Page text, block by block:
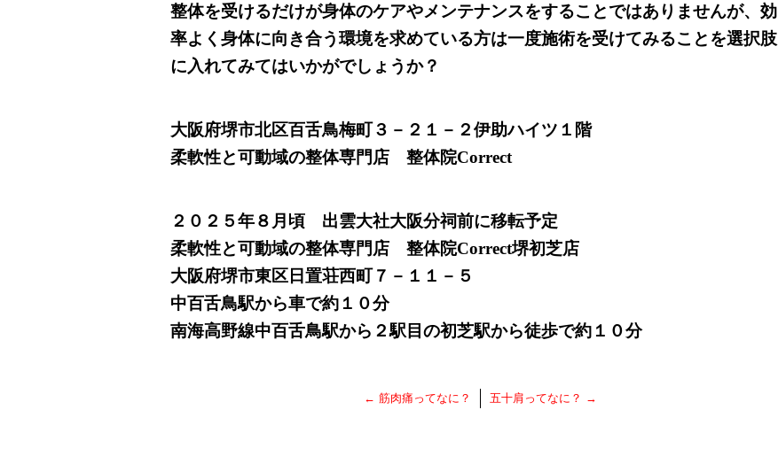
整体を受けるだけが身体のケアやメンテナンスをすることではありませんが、効
率よく身体に向き合う環境を求めている方は一度施術を受けてみることを選択肢
に入れてみてはいかがでしょうか？
大阪府堺市北区百舌鳥梅町３－２１－２伊助ハイツ１階
柔軟性と可動域の整体専門店 整体院Correct
２０２５年８月頃 出雲大社大阪分祠前に移転予定
柔軟性と可動域の整体専門店 整体院Correct堺初芝店
大阪府堺市東区日置荘西町７－１１－５
中百舌鳥駅から車で約１０分
南海高野線中百舌鳥駅から２駅目の初芝駅から徒歩で約１０分
← 筋肉痛ってなに？ 五十肩ってなに？ →